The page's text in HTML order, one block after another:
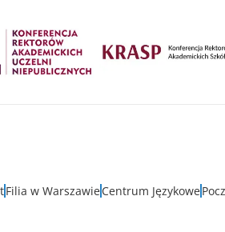
Filia w WarszawieCentrum Językowe